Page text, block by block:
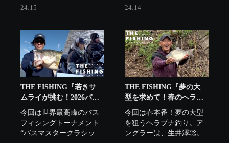
マス釣りをこよなく愛す
24:15
異の快進撃！3日間の激闘
24:14
THE FISHING『若きサ
ムライが挑む！2026バス
マスタークラシック
Part1』
今回は世界最高峰のバス
フィシングトーナメント
“バスマスタークラシッ
THE FISHING『夢の大
型を求めて！春のヘラブ
ナ釣り』
今回は春本番！夢の大型
を狙うヘラブナ釣り。ア
ングラーは、生井澤聡。